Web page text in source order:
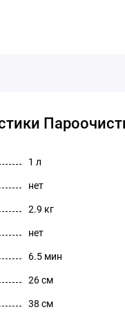
1 л
нет
2.9 кг
нет
6.5 мин
26 см
38 см